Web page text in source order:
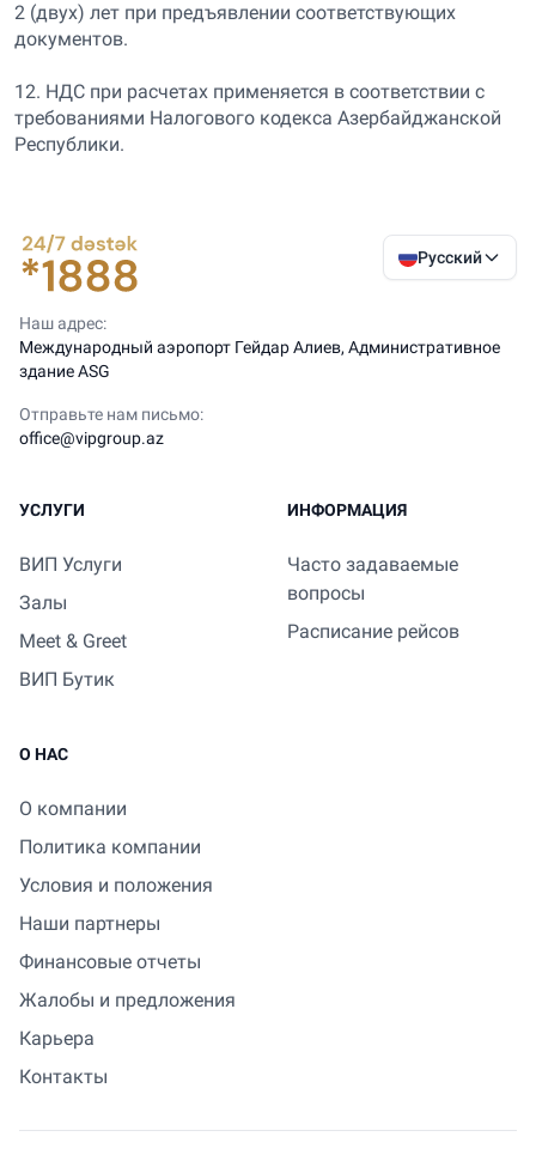
2 (двух) лет при предъявлении соответствующих
документов.
12. НДС при расчетах применяется в соответствии с
требованиями Налогового кодекса Азербайджанской
Республики.
Русский
Наш адрес:
Международный аэропорт Гейдар Алиев, Административное
здание ASG
Отправьте нам письмо:
office@vipgroup.az
УСЛУГИ
ВИП Услуги
Залы
Meet & Greet
ВИП Бутик
ИНФОРМАЦИЯ
Часто задаваемые
вопросы
Расписание рейсов
О НАС
О компании
Политика компании
Условия и положения
Наши партнеры
Финансовые отчеты
Жалобы и предложения
Карьера
Контакты